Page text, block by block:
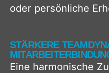
oder persönliche
STÄRKERE
Eine harmonische